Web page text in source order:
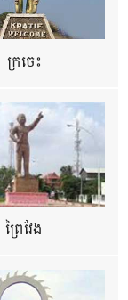
ក្រចេះ
ព្រៃវែង